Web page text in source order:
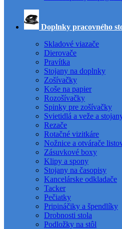
Doplnky pracovného
Skladové viazače
Dierovače
Pravítka
Stojany na doplnky
Zošívačky
Koše na papier
Rozošívačky
Spinky pre zošívačky
Svietidlá a veže a
Rezače
Rotačné vizitkáre
Nožnice a otvárače
Zásuvkové boxy
Klipy a spony
Stojany na časopisy
Kancelárske odkladače
Tacker
Pečiatky
Pripináčiky a špendlíky
Drobnosti stola
Podložky na stôl